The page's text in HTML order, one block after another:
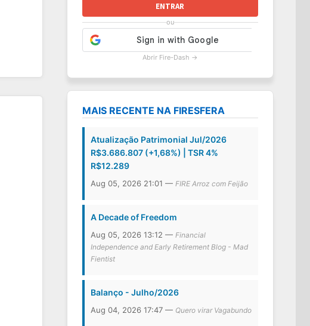
ENTRAR
ou
Abrir Fire-Dash →
MAIS RECENTE NA FIRESFERA
Atualização Patrimonial Jul/2026
R$3.686.807 (+1,68%) | TSR 4%
R$12.289
Aug 05, 2026 21:01 —FIRE Arroz com Feijão
A Decade of Freedom
Aug 05, 2026 13:12 —Financial
Independence and Early Retirement Blog - Mad
Fientist
Balanço - Julho/2026
Aug 04, 2026 17:47 — Quero virar Vagabundo